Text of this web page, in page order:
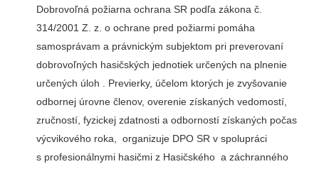
Dobrovoľná požiarna ochrana SR podľa zákona č.
314/2001 Z. z. o ochrane pred požiarmi pomáha
samosprávam a právnickým subjektom pri preverovaní
dobrovoľných hasičských jednotiek určených na plnenie
určených úloh . Previerky, účelom ktorých je zvyšovanie
odbornej úrovne členov, overenie získaných vedomostí,
zručností, fyzickej zdatnosti a odborností získaných počas
výcvikového roka, organizuje DPO SR v spolupráci
s profesionálnymi hasičmi z Hasičského a záchranného